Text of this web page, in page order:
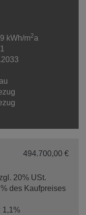
kWh/m2a
494.700,00 €
20% USt.
des Kaufpreises
1,1%